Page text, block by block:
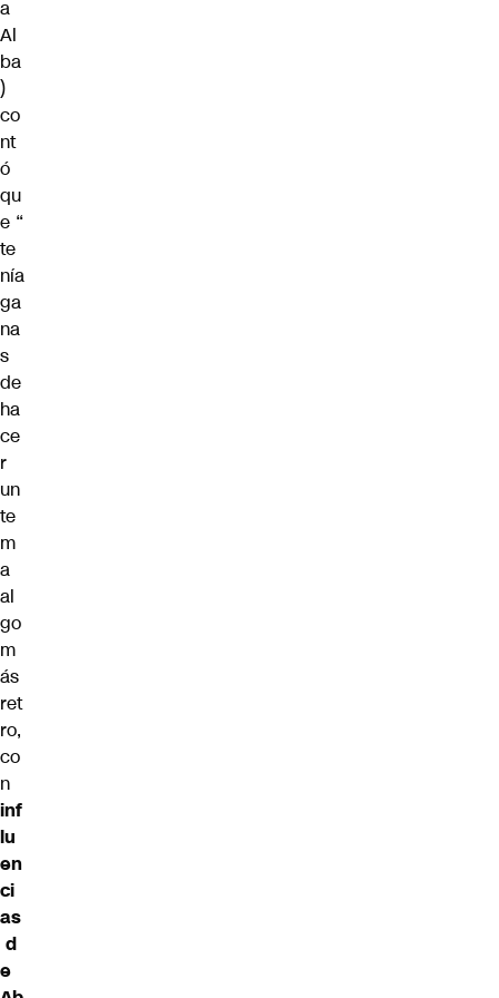
a
Al
ba
)
co
nt
ó
qu
e “
te
nía
ga
na
s
de
ha
ce
r
un
te
m
a
al
go
m
ás
ret
ro,
co
n
inf
lu
en
ci
as
d
e